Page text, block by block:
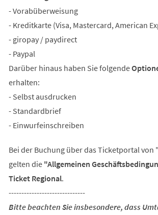
- Vorabüberweisung
- Kreditkarte (Visa, Mastercard, American
- giropay / paydirect
- Paypal
Darüber hinaus haben Sie folgende
erhalten:
- Selbst ausdrucken
- Standardbrief
- Einwurfeinschreiben
Bei der Buchung über das Ticketportal von
gelten die "Allgemeinen
Ticket Regional.
------------------------------
Bitte beachten Sie insbesondere, dass